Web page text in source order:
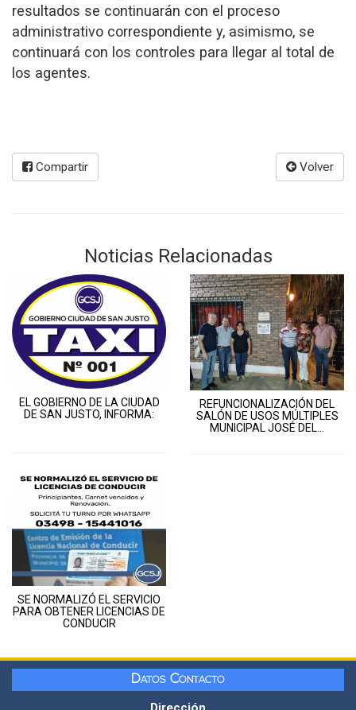
resultados se continuarán con el proceso
administrativo correspondiente y, asimismo, se
continuará con los controles para llegar al total de
los agentes.
Compartir Volver
Noticias Relacionadas
EL GOBIERNO DE LA CIUDAD
DE SAN JUSTO, INFORMA:
REFUNCIONALIZACIÓN DEL
SALÓN DE USOS MÚLTIPLES
MUNICIPAL JOSÉ DEL...
SE NORMALIZÓ EL SERVICIO
PARA OBTENER LICENCIAS DE
CONDUCIR
Datos Contacto